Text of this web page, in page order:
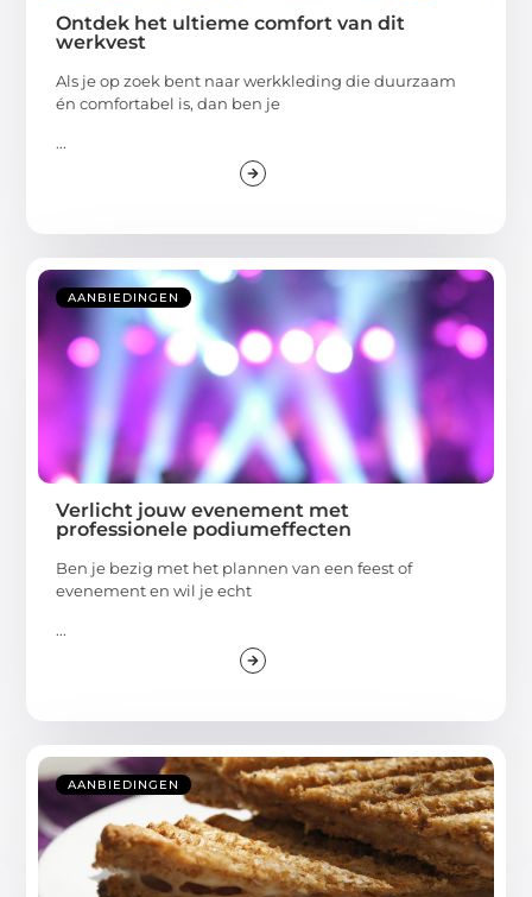
Ontdek het ultieme comfort van dit
werkvest
Als je op zoek bent naar werkkleding die duurzaam
én comfortabel is, dan ben je
...
AANBIEDINGEN
Verlicht jouw evenement met
professionele podiumeffecten
Ben je bezig met het plannen van een feest of
evenement en wil je echt
...
AANBIEDINGEN